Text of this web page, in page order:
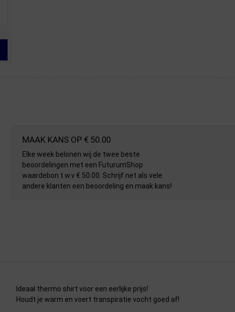
MAAK KANS OP € 50.00
Elke week belonen wij de twee beste
beoordelingen met een FuturumShop
waardebon t.w.v € 50.00. Schrijf net als vele
andere klanten een beoordeling en maak kans!
Ideaal thermo shirt voor een eerlijke prijs!
Houdt je warm en voert transpiratie vocht goed af!